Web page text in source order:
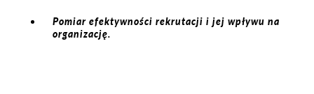
Pomiar efektywności rekrutacji i jej wpływu na
organizację.